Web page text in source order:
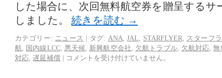
した場合に、次回無料航空券を贈呈するサ
しました。 続きを読む →
カテゴリー: ニュース | タグ: ANA ,JAL STARFLYER
スターフ
航
国内線LCC, 悪天候 新興航空会社 欠航トラブル, 欠航対応 ,無
対応 遅延補償 | コメントを受け付けていません。